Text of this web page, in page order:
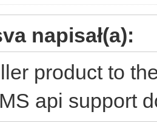
napisał(a):
product to
api support